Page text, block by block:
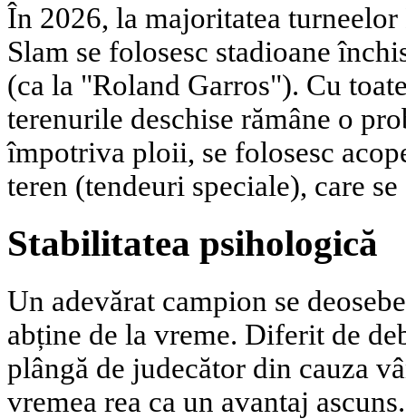
În 2026, la majoritatea
Slam se folosesc stadioane
(ca la "Roland Garros"). Cu
terenurile deschise rămâne o
împotriva ploii, se folosesc
teren (tendeuri speciale), care
Stabilitatea psihologică
Un adevărat campion se
abține de la vreme. Diferit de
plângă de judecător din cauza
vremea rea ca un avantaj